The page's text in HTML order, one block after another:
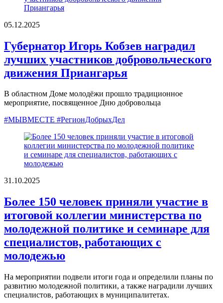
05.12.2025
Губернатор Игорь Кобзев наградил
лучших участников добровольческого
движения Приангарья
В областном Доме молодёжи прошло традиционное
мероприятие, посвященное Дню добровольца
#МЫВМЕСТЕ #РегионДобрыхДел
31.10.2025
Более 150 человек приняли участие в
итоговой коллегии министерства по
молодежной политике и семинаре для
специалистов, работающих с
молодежью
На мероприятии подвели итоги года и определили планы по
развитию молодежной политики, а также наградили лучших
специалистов, работающих в муниципалитетах.